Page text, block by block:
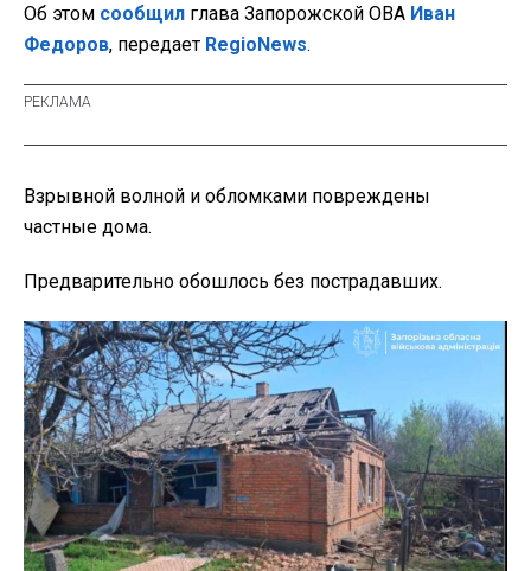
Об этом сообщил глава Запорожской ОВА Иван
Федоров, передает RegioNews.
Взрывной волной и обломками повреждены
частные дома.
Предварительно обошлось без пострадавших.